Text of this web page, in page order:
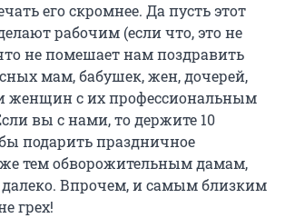
его скромнее. Да пусть этот
рабочим (если что, это не
не помешает нам поздравить
мам, бабушек, жен, дочерей,
женщин с их профессиональным
вы с нами, то держите 10
подарить праздничное
тем обворожительным дамам,
далеко. Впрочем, и самым близким
грех!